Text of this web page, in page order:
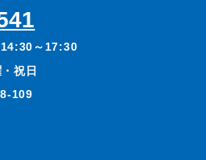
～17:30
祝日
109